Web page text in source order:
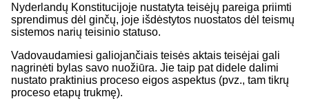
Nyderlandų Konstitucijoje nustatyta teisėjų pareiga priimti
sprendimus dėl ginčų, joje išdėstytos nuostatos dėl teismų
sistemos narių teisinio statuso.
Vadovaudamiesi galiojančiais teisės aktais teisėjai gali
nagrinėti bylas savo nuožiūra. Jie taip pat didele dalimi
nustato praktinius proceso eigos aspektus (pvz., tam tikrų
proceso etapų trukmę).